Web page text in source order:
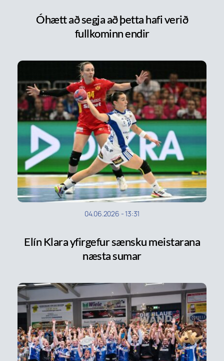
Óhætt að segja að þetta hafi verið
fullkominn endir
04.06.2026 -13:31
Elín Klara yfirgefur sænsku meistarana
næsta sumar